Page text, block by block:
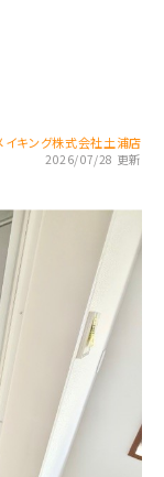
イキング株式会社土浦店
2026/07/28 更新